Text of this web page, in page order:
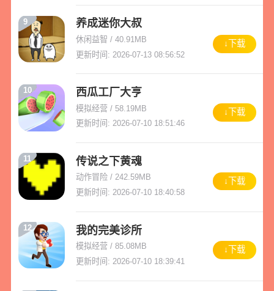
9 养成迷你大叔
休闲益智 / 40.91MB
更新时间: 2026-07-13 08:56:52
↓下载
10 西瓜工厂大亨
模拟经营 / 58.19MB
更新时间: 2026-07-10 18:51:46
↓下载
11 传说之下黄魂
动作冒险 / 242.59MB
更新时间: 2026-07-10 18:40:58
↓下载
12 我的完美诊所
模拟经营 / 85.08MB
更新时间: 2026-07-10 18:39:41
↓下载